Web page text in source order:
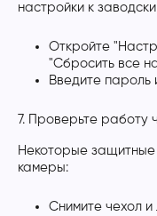
настройки к
Откройте
"Сбросить все
Введите пароль
7. Проверьте работу
Некоторые
камеры:
Снимите чехол